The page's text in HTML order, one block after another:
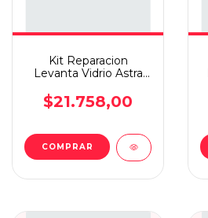
Kit Reparacion
Levanta Vidrio Astra
$21.758,00
COMPRAR